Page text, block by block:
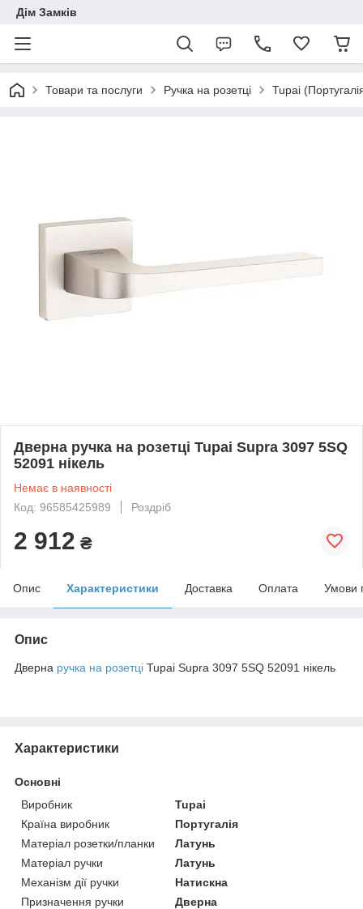
Дім Замків
Товари та послуги Ручка на розетці Tupai
Дверна ручка на розетці Tupai Supra 3097 5SQ
52091 нікель
Немає в наявності
Код: 96585425989
Роздріб
2 912 ₴
Опис Характеристики Доставка Оплата Умови
Опис
Дверна ручка на розетці Tupai Supra 3097 5SQ 52091 нікель
Характеристики
Основні
Виробник
Tupai
Країна виробник
Португалія
Матеріал розетки/планки
Латунь
Матеріал ручки
Латунь
Механізм дії ручки
Натискна
Призначення ручки
Дверна